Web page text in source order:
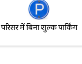
परिसर में बिना शुल्क पार्किंग